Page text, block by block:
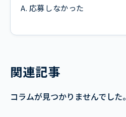
A. 応募しなかった
関連記事
コラムが見つかりませんでした。